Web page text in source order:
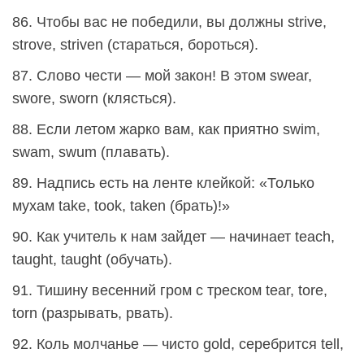
86. Чтобы вас не победили, вы должны strive,
strove, striven (стараться, бороться).
87. Слово чести — мой закон! В этом swear,
swore, sworn (клясться).
88. Если летом жарко вам, как приятно swim,
swam, swum (плавать).
89. Надпись есть на ленте клейкой: «Только
мухам take, took, taken (брать)!»
90. Как учитель к нам зайдет — начинает teach,
taught, taught (обучать).
91. Тишину весенний гром с треском tear, tore,
torn (разрывать, рвать).
92. Коль молчанье — чисто gold, серебрится tell,